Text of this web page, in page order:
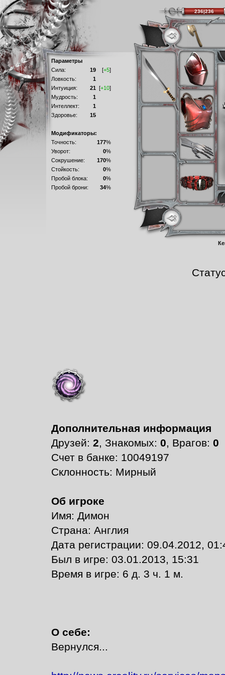
Параметры
Сила:
19 [+5]
Ловкость:
1
Интуиция:
21 [+10]
Мудрость:
1
Интеллект:
1
Здоровье:
15
Модификаторы:
Точность:
177%
Уворот:
0%
Сокрушение:
170%
Стойкость:
0%
Пробой блока:
0%
Пробой брони:
34%
Дополнительная информация
Друзей: 2, Знакомых: 0, Врагов: 0
Счет в банке: 10049197
Склонность: Мирный
Об игроке
Имя: Димон
Страна: Англия
Дата регистрации: 09.04.2012,
Был в игре: 03.01.2013, 15:31
Время в игре: 6 д. 3 ч. 1 м.
О себе:
Вернулся...
236|236